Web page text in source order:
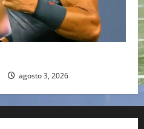
agosto 3, 2026